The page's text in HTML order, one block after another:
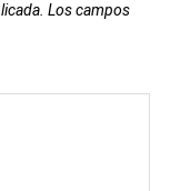
Los campos